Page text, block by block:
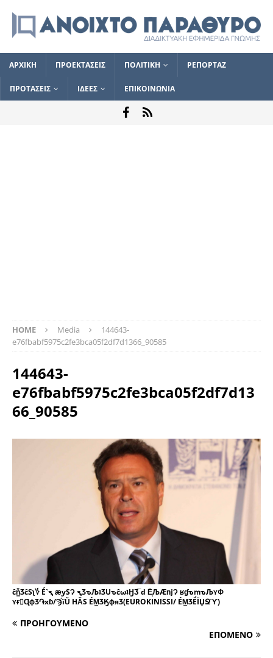
ΑΡΧΙΚΗ ΠΡΟΕΚΤΑΣΕΙΣ ΠΟΛΙΤΙΚΗ ΡΕΠΟΡΤΑΖ
ΠΡΟΤΑΣΕΙΣ ΙΔΕΕΣ ΕΠΙΚΟΙΝΩΝΙΑ
HOME Media
144643-
e76fbabf5975c2fe3bca05f2df7d1366_90585
144643-
e76fbabf5975c2fe3bca05f2df7d13
66_90585
ĉň͇ӠĉSʅ؇ É`ԇ ӕͅуSɁ ԇӠԏЉʇӠUԏĉωʇӇӠ̅ ԁ ЁͅЉӔǌɁ ʁɠԏՠԏЉʏՓ
ʏɍٍɊϕӠ֏хɓ/Ϡ͏́їǓ HǍS ÉM͇ӠӃϕяӠ(EUROKINISSI/ ÉM͇ӠЁ́ÏЏՋϓ)
ΠΡΟΗΓΟΥΜΕΝΟ
ΕΠΟΜΕΝΟ